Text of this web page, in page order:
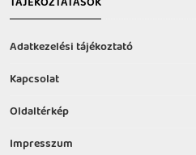
Adatkezelési tájékoztató
Kapcsolat
Oldaltérkép
Impresszum